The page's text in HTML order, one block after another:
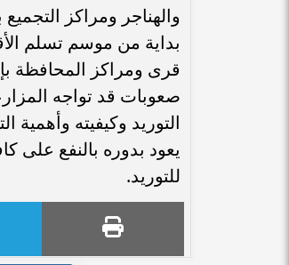
والهناجر ومراكز
بداية من موسم تسلم
صعوبات قد تواجه
التوريد وكيفيته وأهمية
يعود بدوره بالنفع
للتوريد.